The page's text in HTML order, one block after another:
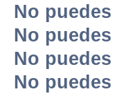
No puedes
No puedes
No puedes
No puedes